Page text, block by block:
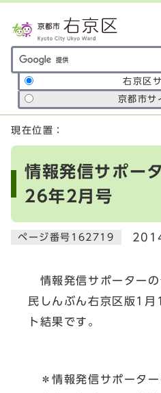
サイト内検索の範囲
右京区
京都市サ
ここから本文です
現在位置：
情報発信サポー
26年2月号
ページ番号162719
情報発信サポーターの
民しんぶん右京区版1
ト結果です。
＊情報発信サポーター